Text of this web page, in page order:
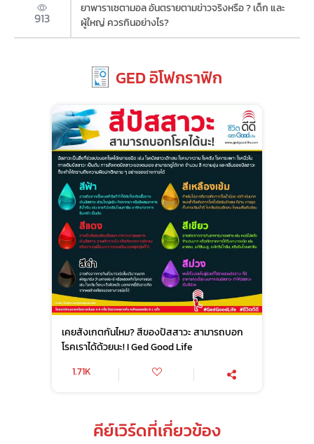
913
ยาพาราเซตามอล อันตรายตามข่าวจริงหรือ ? เด็ก และ
ผู้ใหญ่ ควรกินอย่างไร?
GED อิโฟกราฟิก
เคยสังเกตกันไหม? สีของปัสสาวะ สามารถบอก
โรคเราได้ด้วยนะ! I Ged Good Life
1.71K
คีย์เวิร์ดที่เกี่ยวข้อง